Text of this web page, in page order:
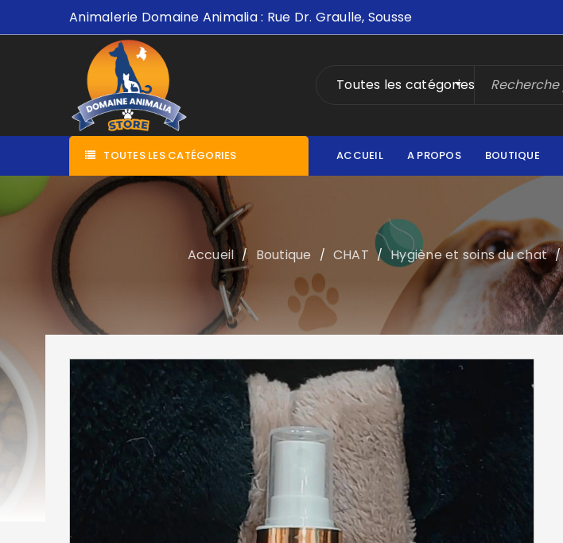
Animalerie Domaine Animalia : Rue Dr. Graulle, Sousse
Toutes les catégories
TOUTES LES CATÉGORIES ACCUEIL A PROPOS BOUTIQUE
Accueil / Boutique / CHAT / Hygiène et soins du chat /